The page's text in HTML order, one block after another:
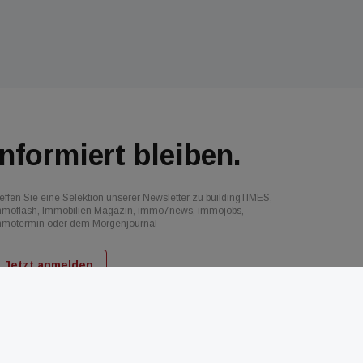
bleiben.
Sie eine Selektion unserer Newsletter zu buildingTIMES,
Immobilien Magazin, immo7news, immojobs,
oder dem Morgenjournal
Jetzt anmelden